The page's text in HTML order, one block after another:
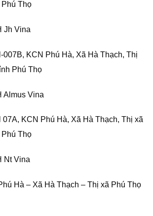
Phú Thọ
Jh Vina
KCN Phú Hà, Xã Hà Thạch, Thị
Phú Thọ
Almus Vina
KCN Phú Hà, Xã Hà Thạch, Thị xã
Phú Thọ
Nt Vina
Hà – Xã Hà Thạch – Thị xã Phú Thọ